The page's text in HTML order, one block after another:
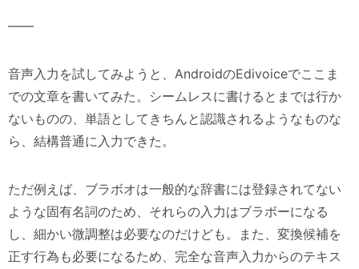
——
音声入力を試してみようと、AndroidのEdivoiceでここま
での文章を書いてみた。シームレスに書けるとまでは行か
ないものの、単語としてきちんと認識されるようなものな
ら、結構普通に入力できた。
ただ例えば、ブラボオは一般的な辞書には登録されてない
ような固有名詞のため、それらの入力はブラボーになる
し、細かい微調整は必要なのだけども。また、変換候補を
正す行為も必要になるため、完全な音声入力からのテキス